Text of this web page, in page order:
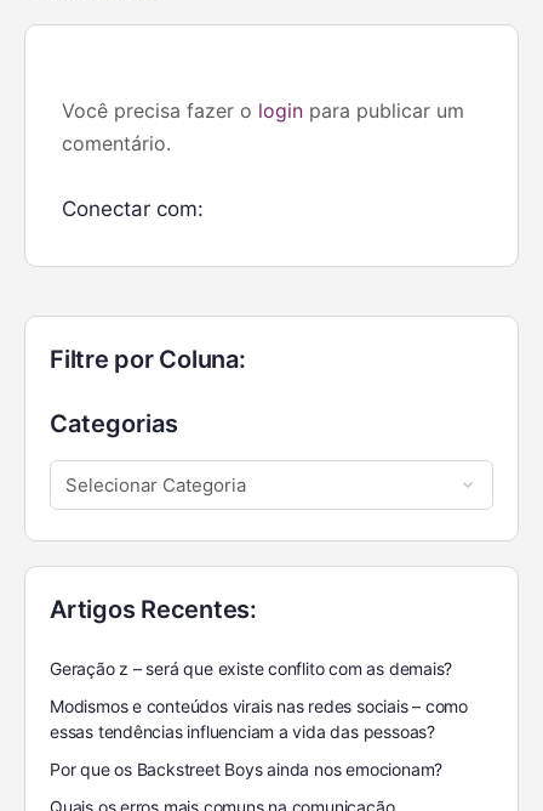
Você precisa fazer o login para publicar um
comentário.
Conectar com:
Filtre por Coluna:
Categorias
Artigos Recentes:
Geração z – será que existe conflito com as demais?
Modismos e conteúdos virais nas redes sociais – como
essas tendências influenciam a vida das pessoas?
Por que os Backstreet Boys ainda nos emocionam?